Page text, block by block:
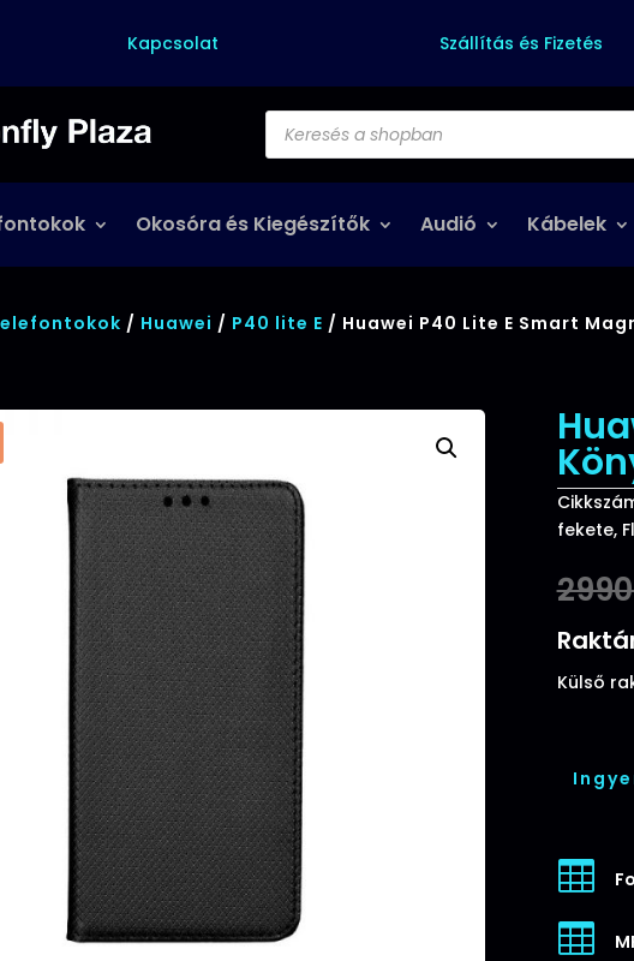
Kapcsolat Szállítás és Fizetés
Products
search
Okosóra és Kiegészítők Audió Kábelek
/ Huawei / P40 lite E / Huawei P40 Lite E Smart
fekete,
Külső

